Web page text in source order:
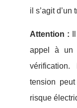
il s’agit d’un
Attention :
appel à un
tension
risque